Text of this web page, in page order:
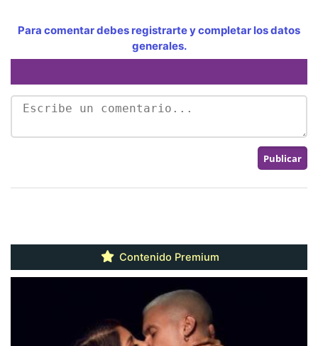
Para comentar debes registrarte y completar los datos
generales.
Contenido Premium